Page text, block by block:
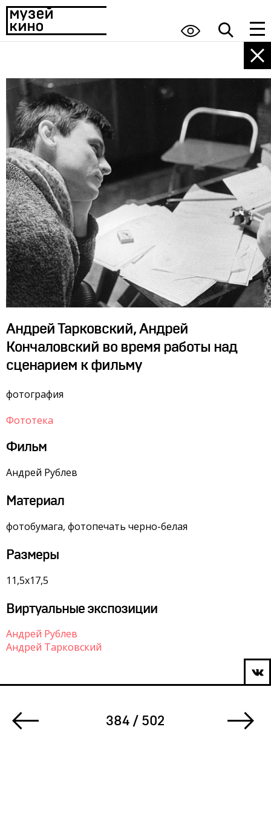
Андрей Тарковский, Андрей
Кончаловский во время работы над
сценарием к фильму
фотография
Фототека
Фильм
Андрей Рублев
Материал
фотобумага, фотопечать черно-белая
Размеры
11,5х17,5
Виртуальные экспозиции
Андрей Рублев
Андрей Тарковский
384 / 502